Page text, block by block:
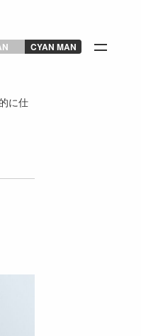
CYAN MAN
に仕